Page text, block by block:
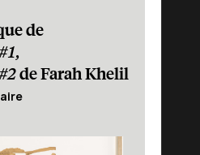
de
de Farah Khelil